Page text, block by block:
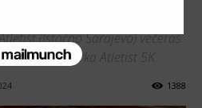
(Istočno Sarajevo) večeras
ulična trka Atletist 5K.
1388